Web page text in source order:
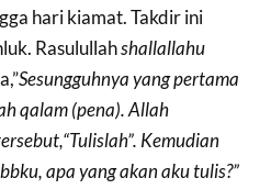
hari kiamat. Takdir ini
Rasulullahshallallahu
Sesungguhnya yang pertama
qalam (pena). Allah
Kemudian
apa yang akan aku tulis?”